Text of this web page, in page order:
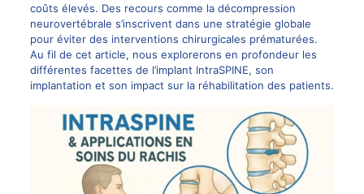
coûts élevés. Des recours comme la décompression
neurovertébrale s’inscrivent dans une stratégie globale
pour éviter des interventions chirurgicales prématurées.
Au fil de cet article, nous explorerons en profondeur les
différentes facettes de l’implant IntraSPINE, son
implantation et son impact sur la réhabilitation des patients.